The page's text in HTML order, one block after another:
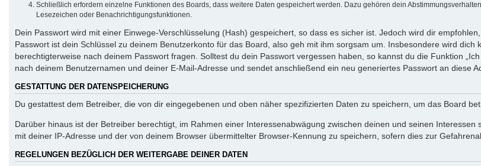
Schließlich erfordern einzelne Funktionen des Boards, dass weitere Daten gespeichert werden. Dazu gehören dein
Lesezeichen oder Benachrichtigungsfunktionen.
Dein Passwort wird mit einer Einwege-Verschlüsselung (Hash) gespeichert, so dass es sicher ist. Jedoch wird dir
Passwort ist dein Schlüssel zu deinem Benutzerkonto für das Board, also geh mit ihm sorgsam um. Insbesondere wird
berechtigterweise nach deinem Passwort fragen. Solltest du dein Passwort vergessen haben, so kannst du die Funktion
nach deinem Benutzernamen und deiner E-Mail-Adresse und sendet anschließend ein neu generiertes Passwort an diese
GESTATTUNG DER DATENSPEICHERUNG
Du gestattest dem Betreiber, die von dir eingegebenen und oben näher spezifizierten Daten zu speichern, um das Board
Darüber hinaus ist der Betreiber berechtigt, im Rahmen einer Interessenabwägung zwischen deinen und seinen
mit deiner IP-Adresse und der von deinem Browser übermittelter Browser-Kennung zu speichern, sofern dies zur
REGELUNGEN BEZÜGLICH DER WEITERGABE DEINER DATEN